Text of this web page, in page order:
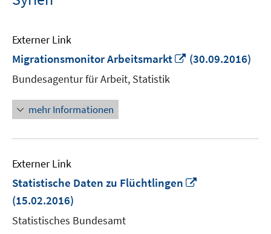
Externer Link
Migrationsmonitor Arbeitsmarkt
In
(30.09.2016)
Bundesagentur für Arbeit, Statistik
mehr Informationen
Externer Link
Statistische Daten zu Flüchtlingen
(15.02.2016)
Statistisches Bundesamt